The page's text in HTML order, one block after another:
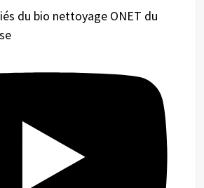
du bio nettoyage ONET du